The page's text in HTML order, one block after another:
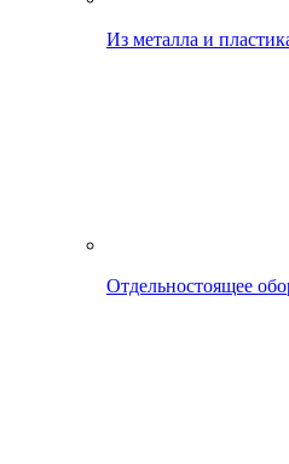
Из металла и
Отдельностоящее